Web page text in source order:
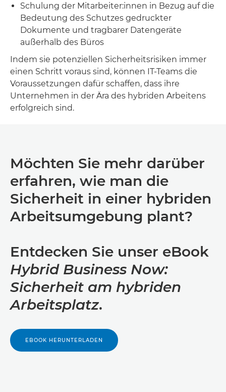
Schulung der Mitarbeiter:innen in Bezug auf die
Bedeutung des Schutzes gedruckter
Dokumente und tragbarer Datengeräte
außerhalb des Büros
Indem sie potenziellen Sicherheitsrisiken immer
einen Schritt voraus sind, können IT-Teams die
Voraussetzungen dafür schaffen, dass ihre
Unternehmen in der Ära des hybriden Arbeitens
erfolgreich sind.
Möchten Sie mehr darüber
erfahren, wie man die
Sicherheit in einer hybriden
Arbeitsumgebung plant?
Entdecken Sie unser eBook
Hybrid Business Now:
Sicherheit am hybriden
Arbeitsplatz.
EBOOK HERUNTERLADEN